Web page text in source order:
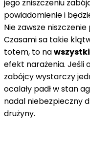
jego zniszczeniu
powiadomienie i
Nie zawsze
Czasami sa takie
totem, to na
efekt narażenia. Jeśli
zabójcy wystarczy
ocalały padł w stan
nadal niebezpieczny
drużyny.